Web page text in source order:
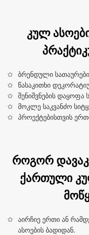
კულ
ბრენდული
წასაკითხი
შენიშვნების
მოკლე საკვანძო
პროექტებისთვის
როგორ
ქართული
აირჩიე ერთი ან
ასოების ბადიდან.